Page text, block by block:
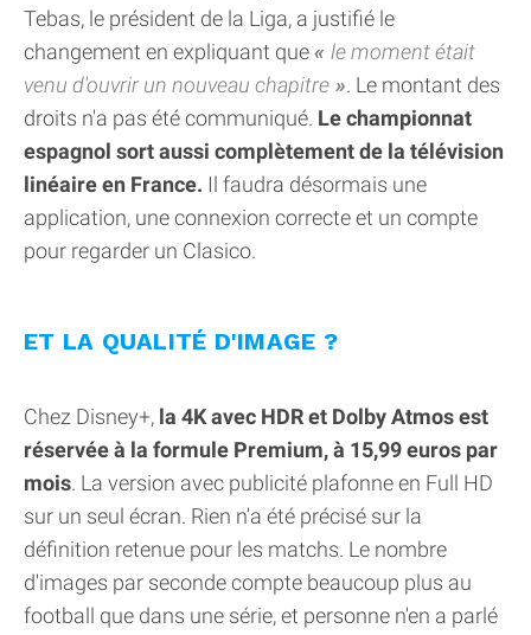
Tebas, le président de la Liga, a justifié le
changement en expliquant que
le moment était
venu d'ouvrir un nouveau chapitre
. Le montant des
droits n'a pas été communiqué. Le championnat
espagnol sort aussi complètement de la télévision
linéaire en France. Il faudra désormais une
application, une connexion correcte et un compte
pour regarder un Clasico.
ET LA QUALITÉ D'IMAGE ?
Chez Disney+, la 4K avec HDR et Dolby Atmos est
réservée à la formule Premium, à 15,99 euros par
mois. La version avec publicité plafonne en Full HD
sur un seul écran. Rien n'a été précisé sur la
définition retenue pour les matchs. Le nombre
d'images par seconde compte beaucoup plus au
football que dans une série, et personne n'en a parlé